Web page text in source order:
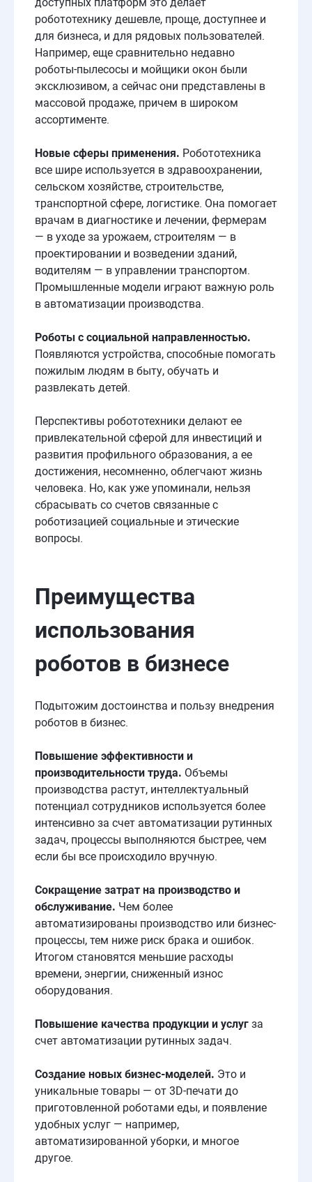
робототехнику дешевле, проще, доступнее и
для бизнеса, и для рядовых пользователей.
Например, еще сравнительно недавно
роботы-пылесосы и мойщики окон были
эксклюзивом, а сейчас они представлены в
массовой продаже, причем в широком
ассортименте.
Новые сферыприменения. Робототехника
все шире используется в здравоохранении,
сельском хозяйстве, строительстве,
транспортной сфере, логистике. Она помогает
врачам в диагностике и лечении, фермерам
— в уходе за урожаем, строителям — в
проектировании и возведении зданий,
водителям — в управлении транспортом.
Промышленные модели играют важную роль
в автоматизации производства.
Роботыс социальной направленностью.
Появляются устройства, способные помогать
пожилым людям в быту, обучать и
развлекать детей.
Перспективы робототехники делают ее
привлекательной сферой для инвестиций и
развития профильного образования, а ее
достижения, несомненно, облегчают жизнь
человека. Но, как уже упоминали, нельзя
сбрасывать со счетов связанные с
роботизацией социальные и этические
вопросы.
Преимущества
использования
роботов в бизнесе
Подытожим достоинства и пользу внедрения
роботов в бизнес.
Повышение эффективности и
производительности труда. Объемы
производства растут, интеллектуальный
потенциал сотрудников используется более
интенсивно за счет автоматизации рутинных
задач, процессы выполняются быстрее, чем
если бы все происходило вручную.
Сокращение затрат на производствои
обслуживание. Чем более
автоматизированы производство или бизнес-
процессы, тем ниже риск брака и ошибок.
Итогом становятся меньшие расходы
времени, энергии, сниженный износ
оборудования.
Повышение качества продукции и услугза
счет автоматизации рутинных задач.
Создание новыхбизнес-моделей. Это и
уникальные товары — от 3D-печати до
приготовленной роботами еды, и появление
удобных услуг — например,
автоматизированной уборки, и многое
другое.